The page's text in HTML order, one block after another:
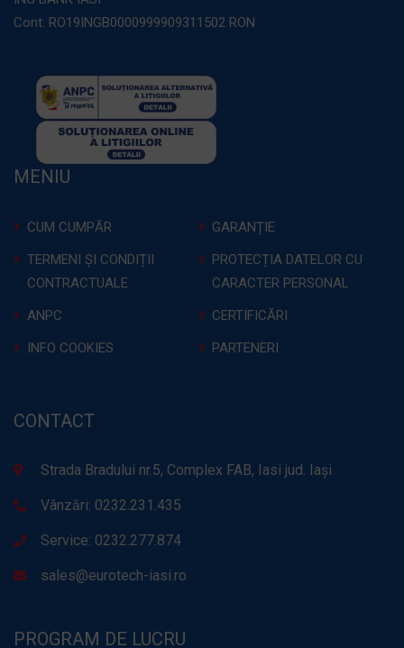
Cont: RO19INGB0000999909311502 RON
MENIU
CUM CUMPĂR
GARANȚIE
TERMENI ȘI CONDIȚII
CONTRACTUALE
PROTECȚIA DATELOR CU
CARACTER PERSONAL
ANPC
CERTIFICĂRI
INFO COOKIES
PARTENERI
CONTACT
Strada Bradului nr.5, Complex FAB, Iasi jud. Iași
Vânzări: 0232.231.435
Service: 0232.277.874
sales@eurotech-iasi.ro
PROGRAM DE LUCRU